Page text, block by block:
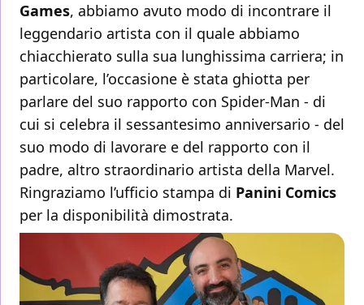
Games, abbiamo avuto modo di incontrare il
leggendario artista con il quale abbiamo
chiacchierato sulla sua lunghissima carriera; in
particolare, l’occasione è stata ghiotta per
parlare del suo rapporto con Spider-Man - di
cui si celebra il sessantesimo anniversario - del
suo modo di lavorare e del rapporto con il
padre, altro straordinario artista della Marvel.
Ringraziamo l’ufficio stampa di Panini Comics
per la disponibilità dimostrata.